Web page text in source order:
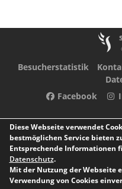
Besucherstatistik
Facebook
Diese Webseite verwendet
bestmöglichen Service bieten
Entsprechende Informationen
Datenschutz.
Mit der Nutzung der Webseite
Verwendung von Cookies